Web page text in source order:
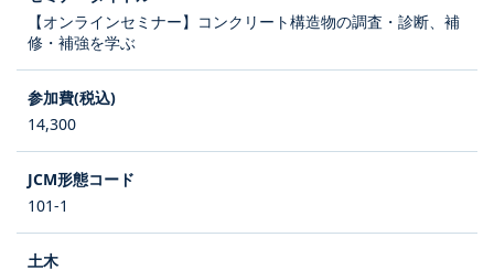
【オンラインセミナー】コンクリート構造物の調査・診断、補
修・補強を学ぶ
14,300
101-1